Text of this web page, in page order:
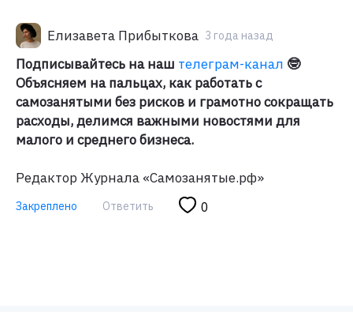
Елизавета Прибыткова 3 года назад
Подписывайтесь на наш телеграм-канал 🤓
Объясняем на пальцах, как работать с
самозанятыми без рисков и грамотно сокращать
расходы, делимся важными новостями для
малого и среднего бизнеса.
Редактор Журнала «Самозанятые.рф»
Закреплено Ответить 0